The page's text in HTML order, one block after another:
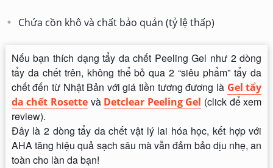
Chứa cồn khô và chất bảo quản (tỷ lệ thấp)
Nếu bạn thích dạng tẩy da chết Peeling Gel như 2 dòng
tẩy da chết trên, không thể bỏ qua 2 “siêu phẩm” tẩy da
chết đến từ Nhật Bản với giá tiền tương đương là Gel tẩy
da chết Rosette và Detclear Peeling Gel (click để xem
review).
Đây là 2 dòng tẩy da chết vật lý lai hóa học, kết hợp với
AHA tăng hiệu quả sạch sâu mà vẫn đảm bảo dịu nhẹ, an
toàn cho làn da bạn!